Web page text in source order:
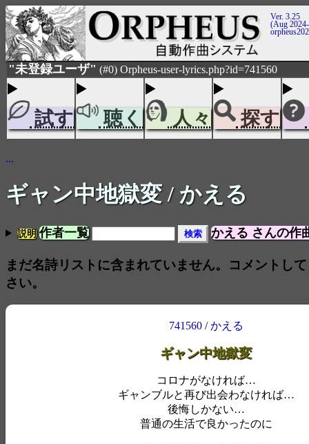
Ver. 3.25
(Aug
"未登録ユーザ" (#0) Orpheus-user-lyrics.php?id=741560
試す 聴く 人々 探す
...
ギャン中地獄変/ かえる
説明 作者一覧 かえる さんの作
まだ名詩リストに含まれていません。コメントし
さい。
741560/かえる
ギャン中地獄変
コロナがなければ…
ギャンブルと再び出会わなければ…
後悔しかない…
普通の生活で良かったのに